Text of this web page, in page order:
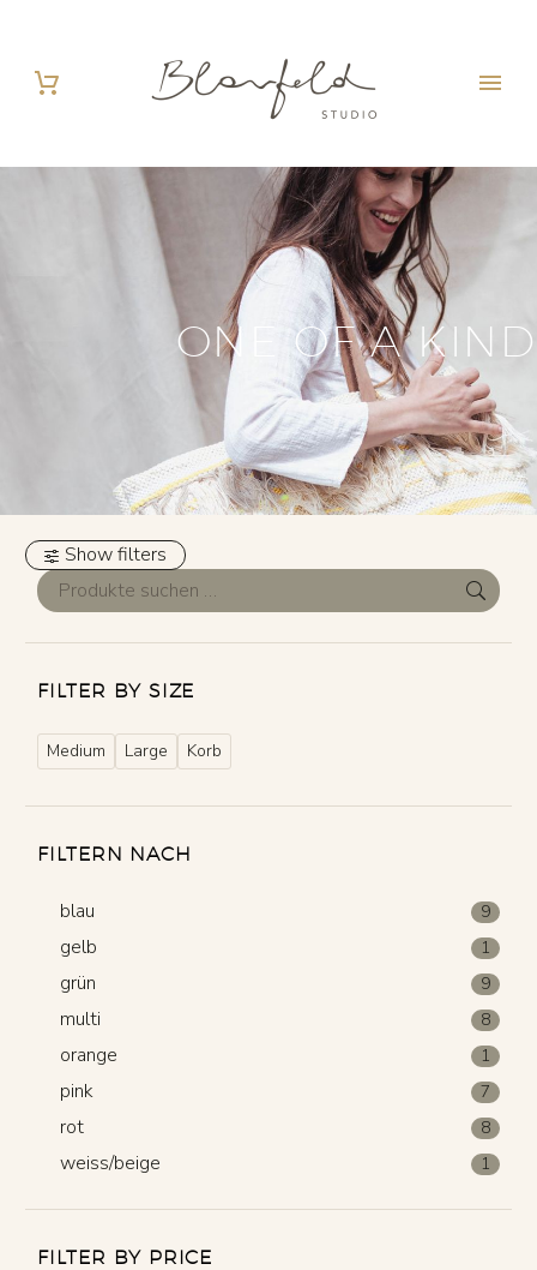
ONE OF A KIND
Show filters
FILTER BY SIZE
Medium Large Korb
FILTERN NACH
blau 9
gelb 1
grün 9
multi 8
orange 1
pink 7
rot 8
weiss/beige 1
FILTER BY PRICE